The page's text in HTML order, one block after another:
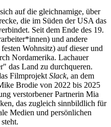
auf die gleichnamige, über
die im Süden der USA das
Seit dem Ende des 19.
und andere
Wohnsitz) auf dieser und
Nordamerika. Lachauer
das Land zu durchqueren.
Filmprojekt Slack, an dem
Brodie von 2022 bis 2025
verstorbener Partnerin Mia
das zugleich sinnbildlich für
Medien und persönlichen